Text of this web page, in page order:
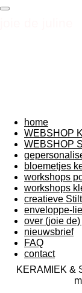
Ga
home
WEBSHOP
WEBSHOP
bloemetjes
workshops
workshops
creatieve
enveloppe-
over (joie
nieuwsbrief
FAQ
contact
KERAMIEK &